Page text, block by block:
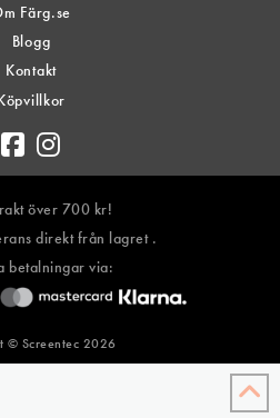
Färg.se
Blogg
Kontakt
över 700 kr!
direkt från lagret .
betalningar via:
© Screentec 2026